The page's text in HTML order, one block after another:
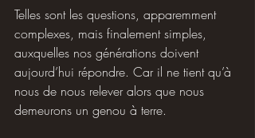
Telles sont les questions, apparemment
complexes, mais finalement simples,
auxquelles nos générations doivent
aujourd’hui répondre. Car il ne tient qu’à
nous de nous relever alors que nous
demeurons un genou à terre.